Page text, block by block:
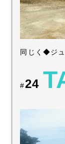
同じく◆ジ
#24